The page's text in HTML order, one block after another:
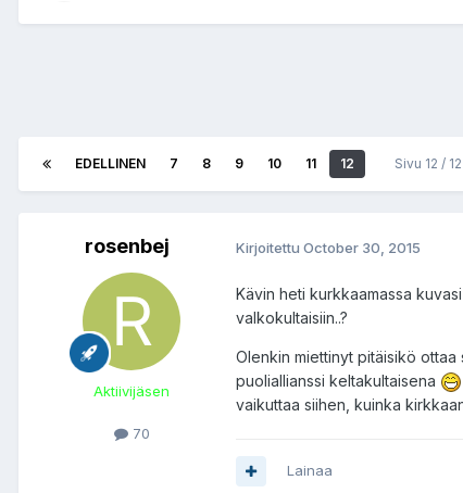
EDELLINEN 7 8 9 10 11 12 Sivu 12 / 12
rosenbej
Aktiivijäsen
70
Kirjoitettu October 30, 2015
Kävin heti kurkkaamassa
valkokultaisiin..?
Olenkin miettinyt pitäisikö
puoliallianssi keltakultaisena
vaikuttaa siihen, kuinka
Lainaa